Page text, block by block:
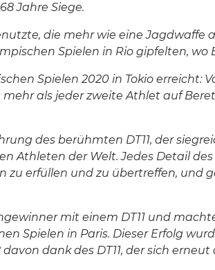
Jahre Siege.
die mehr wie eine
Spielen in Rio gipfelten,
Spielen 2020 in Tokio erreicht:
als jeder zweite Athlet auf
des berühmten DT11, der
Athleten der Welt. Jedes Detail
erfüllen und zu übertreffen, und
mit einem DT11 und
Spielen in Paris. Dieser Erfolg
dank des DT11, der sich